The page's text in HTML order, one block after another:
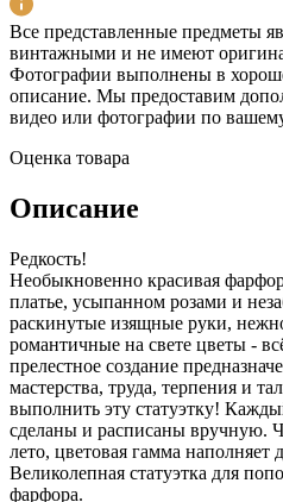
Все представленные предметы
винтажными и не имеют
Фотографии выполнены в
описание. Мы предоставим
видео или фотографии по
Оценка товара
Описание
Редкость!
Необыкновенно красивая
платье, усыпанном розами и
раскинутые изящные руки,
романтичные на свете цветы -
прелестное создание
мастерства, труда, терпения и
выполнить эту статуэтку!
сделаны и расписаны вручную.
лето, цветовая гамма
Великолепная статуэтка для
фарфора.